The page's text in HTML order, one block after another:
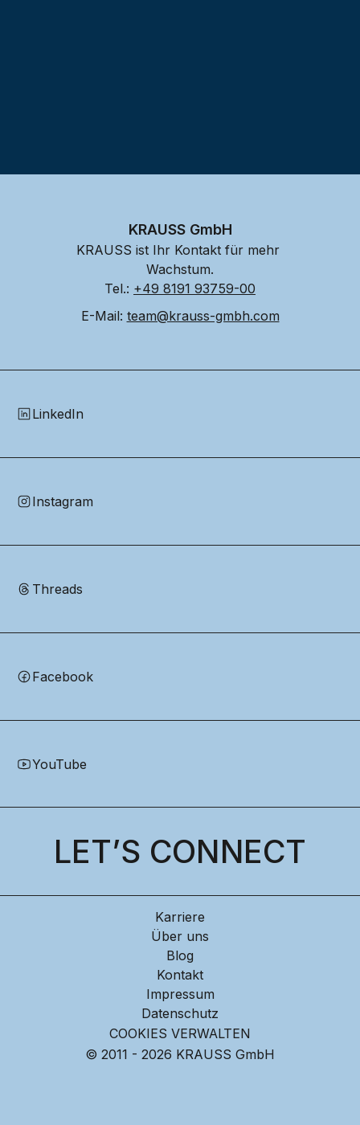
KRAUSS GmbH
KRAUSS ist Ihr Kontakt für mehr
Wachstum.
Tel.: +49 8191 93759-00
E-Mail: team@krauss-gmbh.com
LinkedIn
Instagram
Threads
Facebook
YouTube
LET’S CONNECT
Karriere
Über uns
Blog
Kontakt
Impressum
Datenschutz
COOKIES VERWALTEN
© 2011 - 2026 KRAUSS GmbH